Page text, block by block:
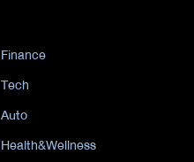
Finance
Tech
Auto
Health&Wellness